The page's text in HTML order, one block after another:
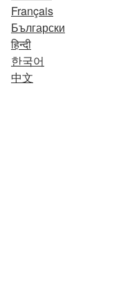
Français
Български
हिन्दी
한국어
中文